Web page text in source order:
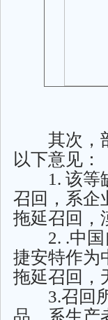
其次，部
以下意见：
1. 该等缺
召回，系企
拖延召回，
2. .中国
捷安特作为
拖延召回，
3.召回所
品，系生产